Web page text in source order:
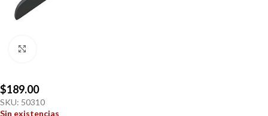
$189.00
SKU: 50310
Sin existencias